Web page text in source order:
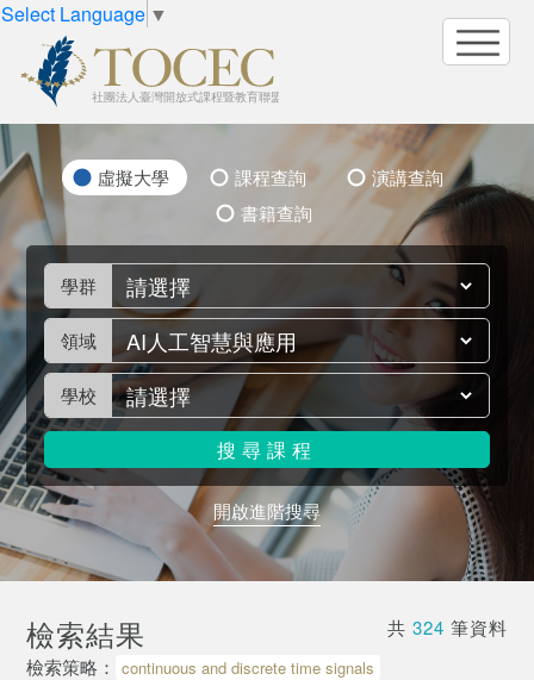
Select Language ▼
虛擬大學 課程查詢
演講查詢
書籍查詢
學群
領域
學校
搜尋 課程
開啟進階搜尋
檢索結果 共 324 筆資料
檢索策略：
continuous and discrete time signals